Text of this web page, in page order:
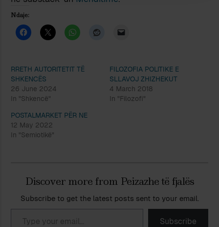
Ndaje:
RRETH AUTORITETIT TË
SHKENCËS
26 June 2024
In "Shkencë"
FILOZOFIA POLITIKE E
SLLAVOJ ZHIZHEKUT
4 March 2018
In "Filozofi"
POSTALMARKET PËR NE
12 May 2022
In "Semiotikë"
Discover more from Peizazhe të fjalës
Subscribe to get the latest posts sent to your email.
Type your email…
Subscribe